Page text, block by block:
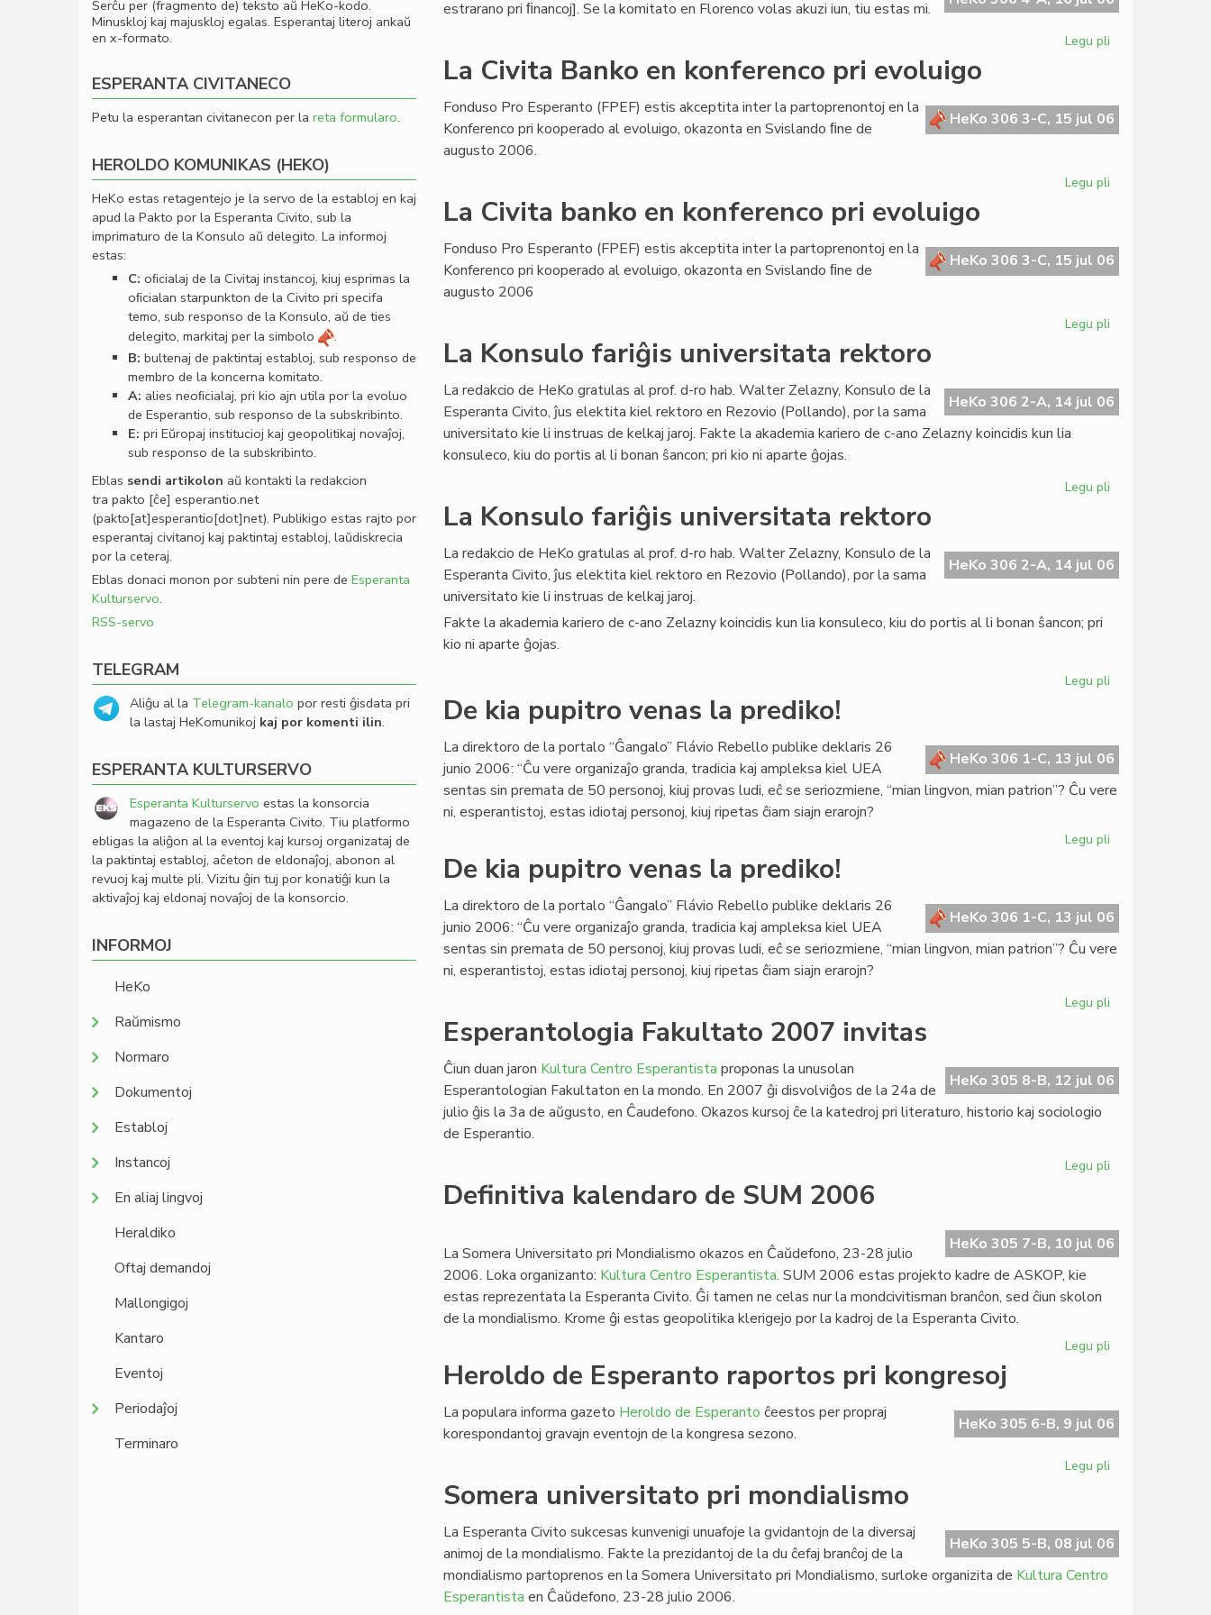
estrarano pri ﬁnancoj]. Se la komitato en Florenco volas akuzi iun, tiu estas mi.
Legu pli
pri
milda
La Civita Banko en konferenco pri evoluigo
HeKo 306 3-C, 15 jul 06
Fonduso Pro Esperanto (FPEF) estis akceptita inter la partoprenontoj en la
Konferenco pri kooperado al evoluigo, okazonta en Svislando ﬁne de
augusto 2006.
Legu pli
en
konferenco
La Civita banko en konferenco pri evoluigo
HeKo 306 3-C, 15 jul 06
Fonduso Pro Esperanto (FPEF) estis akceptita inter la partoprenontoj en la
Konferenco pri kooperado al evoluigo, okazonta en Svislando ﬁne de
augusto 2006
Legu pli
en
konferenco
La Konsulo fariĝis universitata rektoro
HeKo 306 2-A, 14 jul 06
La redakcio de HeKo gratulas al prof. d-ro hab. Walter Zelazny, Konsulo de la
Esperanta Civito, ĵus elektita kiel rektoro en Rezovio (Pollando), por la sama
universitato kie li instruas de kelkaj jaroj. Fakte la akademia kariero de c-ano Zelazny koincidis kun lia
konsuleco, kiu do portis al li bonan ŝancon; pri kio ni aparte ĝojas.
Legu pli
universitata
rektoro
La Konsulo fariĝis universitata rektoro
HeKo 306 2-A, 14 jul 06
La redakcio de HeKo gratulas al prof. d-ro hab. Walter Zelazny, Konsulo de la
Esperanta Civito, ĵus elektita kiel rektoro en Rezovio (Pollando), por la sama
universitato kie li instruas de kelkaj jaroj.
Fakte la akademia kariero de c-ano Zelazny koincidis kun lia konsuleco, kiu do portis al li bonan ŝancon; pri
kio ni aparte ĝojas.
Legu pli
universitata
rektoro
De kia pupitro venas la prediko!
HeKo 306 1-C, 13 jul 06
La direktoro de la portalo “Ĝangalo” Flávio Rebello publike deklaris 26
junio 2006: “Ĉu vere organizaĵo granda, tradicia kaj ampleksa kiel UEA
sentas sin premata de 50 personoj, kiuj provas ludi, eĉ se seriozmiene, “mian lingvon, mian patrion”? Ĉu vere
ni, esperantistoj, estas idiotaj personoj, kiuj ripetas ĉiam siajn erarojn?
Legu pli
venas
la
prediko!
De kia pupitro venas la prediko!
HeKo 306 1-C, 13 jul 06
La direktoro de la portalo “Ĝangalo” Flávio Rebello publike deklaris 26
junio 2006: “Ĉu vere organizaĵo granda, tradicia kaj ampleksa kiel UEA
sentas sin premata de 50 personoj, kiuj provas ludi, eĉ se seriozmiene, “mian lingvon, mian patrion”? Ĉu vere
ni, esperantistoj, estas idiotaj personoj, kiuj ripetas ĉiam siajn erarojn?
Legu pli
venas
la
Esperantologia Fakultato 2007 invitas
HeKo 305 8-B, 12 jul 06
Ĉiun duan jaron Kultura Centro Esperantista proponas la unusolan
Esperantologian Fakultaton en la mondo. En 2007 ĝi disvolviĝos de la 24a de
julio ĝis la 3a de aŭgusto, en Ĉaudefono. Okazos kursoj ĉe la katedroj pri literaturo, historio kaj sociologio
de Esperantio.
Legu pli
invitas
Definitiva kalendaro de SUM 2006
HeKo 305 7-B, 10 jul 06
La Somera Universitato pri Mondialismo okazos en Ĉaŭdefono, 23-28 julio
2006. Loka organizanto: Kultura Centro Esperantista. SUM 2006 estas projekto kadre de ASKOP, kie
estas reprezentata la Esperanta Civito. Ĝi tamen ne celas nur la mondcivitisman branĉon, sed ĉiun skolon
de la mondialismo. Krome ĝi estas geopolitika klerigejo por la kadroj de la Esperanta Civito.
Legu pli
SUM
2006
Heroldo de Esperanto raportos pri kongresoj
HeKo 305 6-B, 9 jul 06
La populara informa gazeto Heroldo de Esperanto ĉeestos per propraj
korespondantoj gravajn eventojn de la kongresa sezono.
Legu pli
raportos
pri
Somera universitato pri mondialismo
HeKo 305 5-B, 08 jul 06
La Esperanta Civito sukcesas kunvenigi unuafoje la gvidantojn de la diversaj
animoj de la mondialismo. Fakte la prezidantoj de la du ĉefaj branĉoj de la
mondialismo partoprenos en la Somera Universitato pri Mondialismo, surloke organizita de Kultura Centro
Esperantista en Ĉaŭdefono, 23-28 julio 2006.
Serĉu per (fragmento de) teksto aŭ HeKo-kodo.
Minuskloj kaj majuskloj egalas. Esperantaj literoj ankaŭ
en x-formato.
ESPERANTA CIVITANECO
Petu la esperantan civitanecon per la reta formularo.
HEROLDO KOMUNIKAS (HEKO)
HeKo estas retagentejo je la servo de la establoj en kaj
apud la Pakto por la Esperanta Civito, sub la
imprimaturo de la Konsulo aŭ delegito. La informoj
estas:
C: oﬁcialaj de la Civitaj instancoj, kiuj esprimas la
oﬁcialan starpunkton de la Civito pri specifa
temo, sub responso de la Konsulo, aŭ de ties
delegito, markitaj per la simbolo
.
B: bultenaj de paktintaj establoj, sub responso de
membro de la koncerna komitato.
A: alies neoﬁcialaj, pri kio ajn utila por la evoluo
de Esperantio, sub responso de la subskribinto.
E: pri Eŭropaj institucioj kaj geopolitikaj novaĵoj,
sub responso de la subskribinto.
Eblas sendi artikolon aŭ kontakti la redakcion
tra pakto [ĉe] esperantio.net
(pakto[at]esperantio[dot]net). Publikigo estas rajto por
esperantaj civitanoj kaj paktintaj establoj, laŭdiskrecia
por la ceteraj.
Eblas donaci monon por subteni nin pere de Esperanta
Kulturservo.
RSS-servo
TELEGRAM
Aliĝu al la Telegram-kanalo por resti ĝisdata pri
la lastaj HeKomunikoj kaj por komenti ilin.
ESPERANTA KULTURSERVO
Esperanta Kulturservo estas la konsorcia
magazeno de la Esperanta Civito. Tiu platformo
ebligas la aliĝon al la eventoj kaj kursoj organizataj de
la paktintaj establoj, aĉeton de eldonaĵoj, abonon al
revuoj kaj multe pli. Vizitu ĝin tuj por konatiĝi kun la
aktivaĵoj kaj eldonaj novaĵoj de la konsorcio.
INFORMOJ
HeKo
Raŭmismo
Normaro
Dokumentoj
Establoj
Instancoj
En aliaj lingvoj
Heraldiko
Oftaj demandoj
Mallongigoj
Kantaro
Eventoj
Periodaĵoj
Terminaro